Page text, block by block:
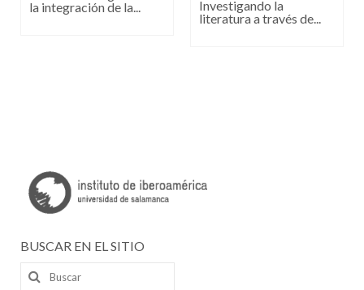
la integración de la...
Investigando la
literatura a través de...
BUSCAR EN EL SITIO
Buscar
por: